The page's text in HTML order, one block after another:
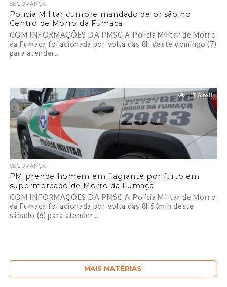
SEGURANÇA
Polícia Militar cumpre mandado de prisão no
Centro de Morro da Fumaça
COM INFORMAÇÕES DA PMSC A Polícia Militar de Morro
da Fumaça foi acionada por volta das 8h deste domingo (7)
para atender...
47.6 mil
SEGURANÇA
PM prende homem em flagrante por furto em
supermercado de Morro da Fumaça
COM INFORMAÇÕES DA PMSC A Polícia Militar de Morro
da Fumaça foi acionada por volta das 8h50min deste
sábado (6) para atender...
MAIS MATÉRIAS